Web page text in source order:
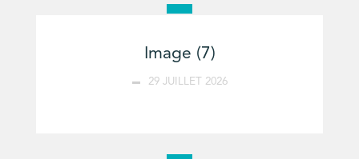
Image (7)
29 JUILLET 2026